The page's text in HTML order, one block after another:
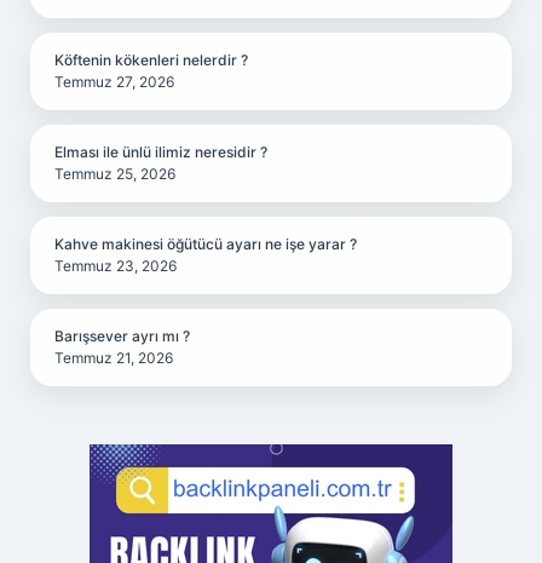
Köftenin kökenleri nelerdir ?
Temmuz 27, 2026
Elması ile ünlü ilimiz neresidir ?
Temmuz 25, 2026
Kahve makinesi öğütücü ayarı ne işe yarar ?
Temmuz 23, 2026
Barışsever ayrı mı ?
Temmuz 21, 2026